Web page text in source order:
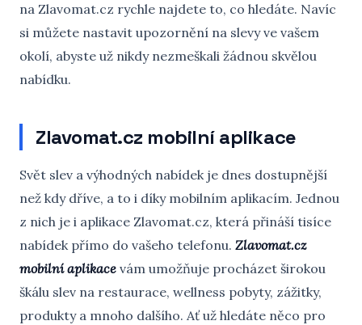
na Zlavomat.cz rychle najdete to, co hledáte. Navíc
si můžete nastavit upozornění na slevy ve vašem
okolí, abyste už nikdy nezmeškali žádnou skvělou
nabídku.
Zlavomat.cz mobilní aplikace
Svět slev a výhodných nabídek je dnes dostupnější
než kdy dříve, a to i díky mobilním aplikacím. Jednou
z nich je i aplikace Zlavomat.cz, která přináší tisíce
nabídek přímo do vašeho telefonu. Zlavomat.cz
mobilní aplikace vám umožňuje procházet širokou
škálu slev na restaurace, wellness pobyty, zážitky,
produkty a mnoho dalšího. Ať už hledáte něco pro